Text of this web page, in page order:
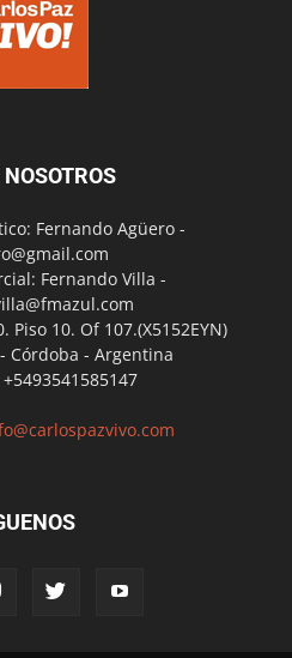
Fernando Agüero -
Fernando Villa -
Piso 10. Of 107.(X5152EYN)
Córdoba - Argentina